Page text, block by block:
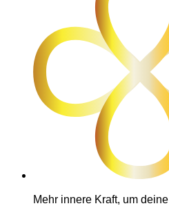
Mehr innere Kraft, um deine